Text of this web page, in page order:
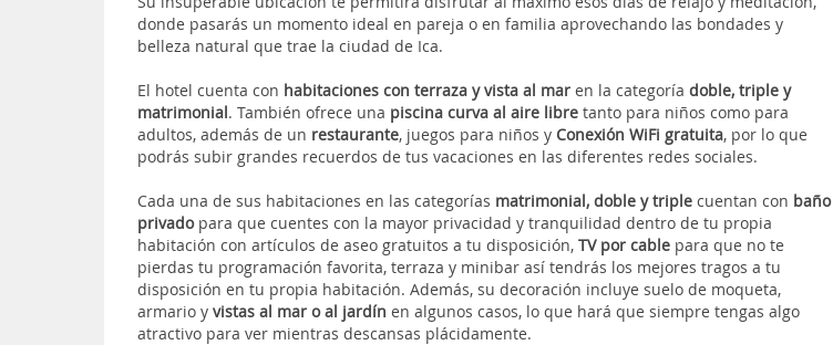
donde pasarás un momento ideal en pareja o en familia aprovechando las bondades y
belleza natural que trae la ciudad de Ica.
El hotel cuenta con habitaciones con terraza y vista al mar en la categoríadoble, triple y
matrimonial. También ofrece una piscina curva al aire libre tanto para niños como para
adultos, además de un restaurante, juegos para niños y Conexión WiFi gratuita, por lo que
podrás subir grandes recuerdos de tus vacaciones en las diferentes redes sociales.
Cada una de sus habitaciones en las categorías matrimonial, doble y triple cuentan con baño
privado para que cuentes con la mayor privacidad y tranquilidad dentro de tu propia
habitación con artículos de aseo gratuitos a tu disposición,TV por cable para que no te
pierdas tu programación favorita, terraza y minibar así tendrás los mejores tragos a tu
disposición en tu propia habitación. Además, su decoración incluye suelo de moqueta,
armario y vistas al mar o al jardín en algunos casos, lo que hará que siempre tengas algo
atractivo para ver mientras descansas plácidamente.